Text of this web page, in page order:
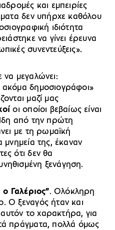
και εμπειρίες
δεν υπήρχε καθόλου
ιδιότητα
να γίνει έρευνα
συνεντεύξεις».
να μεγαλώνει:
δημοσιογράφοι»
μαζί μας
οι οποίοι βεβαίως είναι
από την πρώτη
με τη ρωμαϊκή
μνημεία της, έκαναν
ότι δεν θα
ξενάγηση.
Γαλέριος”. Ολόκληρη
Ο ξεναγός ήταν και
το χαρακτήρα, για
πράγματα, πολλά όμως